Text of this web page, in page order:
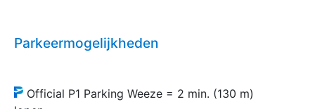
Parkeermogelijkheden
Official P1 Parking Weeze = 2 min. (130 m)